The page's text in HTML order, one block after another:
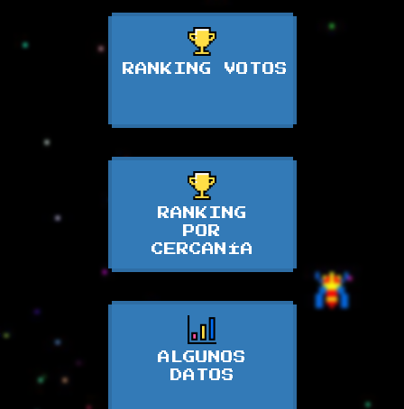
RANKING VOTOS
RANKING
POR
CERCANÍA
ALGUNOS
DATOS